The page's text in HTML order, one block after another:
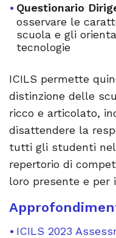
Questionario
osservare le
scuola e gli
tecnologie
ICILS permette
distinzione delle
ricco e articolato,
disattendere la
tutti gli studenti
repertorio di
loro presente e per
ICILS 2023